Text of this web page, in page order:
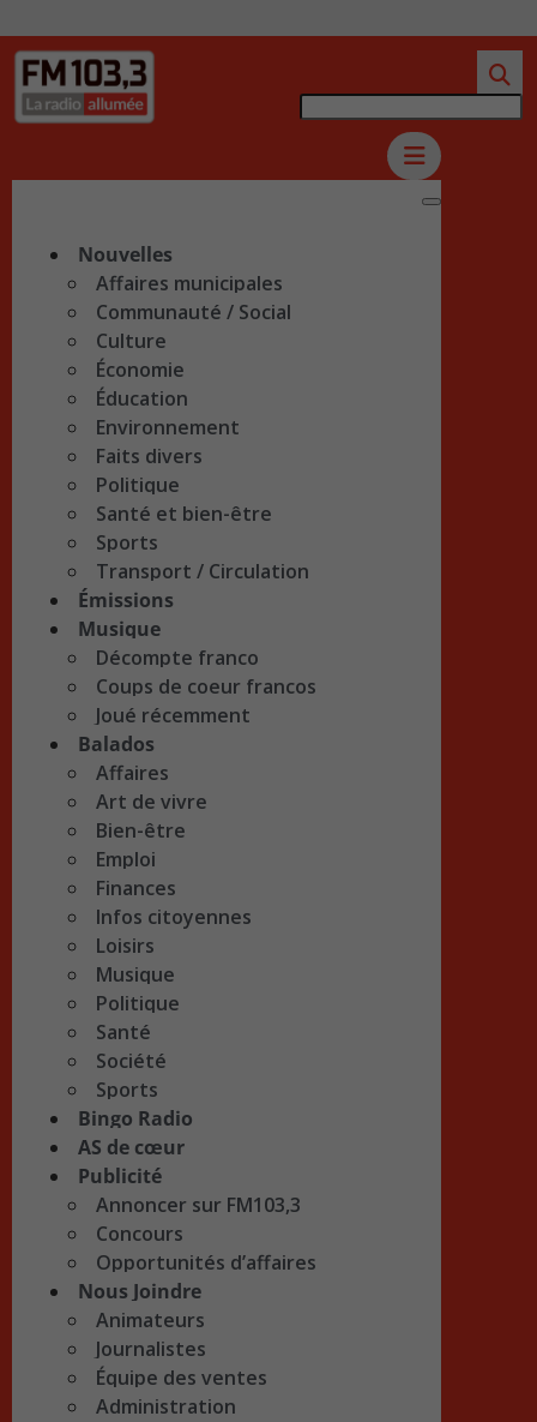
Nouvelles
Affaires municipales
Communauté / Social
Culture
Économie
Éducation
Environnement
Faits divers
Politique
Santé et bien-être
Sports
Transport / Circulation
Émissions
Musique
Décompte franco
Coups de coeur francos
Joué récemment
Balados
Affaires
Art de vivre
Bien-être
Emploi
Finances
Infos citoyennes
Loisirs
Musique
Politique
Santé
Société
Sports
Bingo Radio
AS de cœur
Publicité
Annoncer sur FM103,3
Concours
Opportunités d’affaires
Nous Joindre
Animateurs
Journalistes
Équipe des ventes
Administration